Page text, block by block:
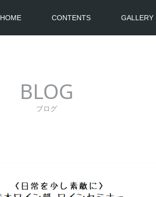
HOME CONTENTS GALLERY
BLOG
ブログ